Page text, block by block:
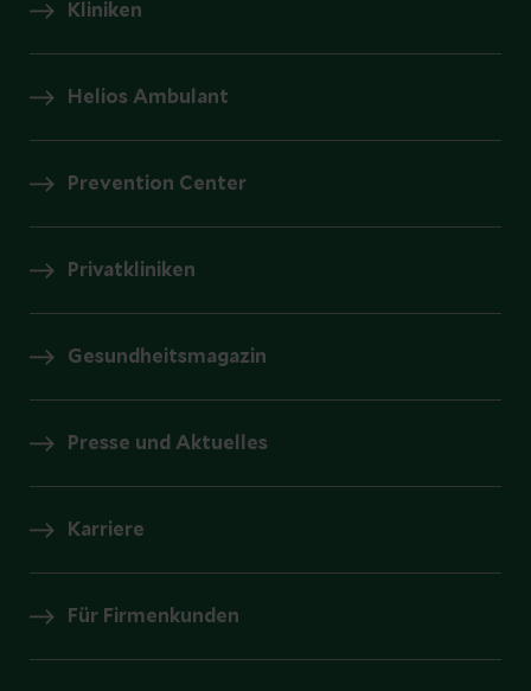
Kliniken
Helios Ambulant
Prevention Center
Privatkliniken
Gesundheitsmagazin
Presse und Aktuelles
Karriere
Für Firmenkunden